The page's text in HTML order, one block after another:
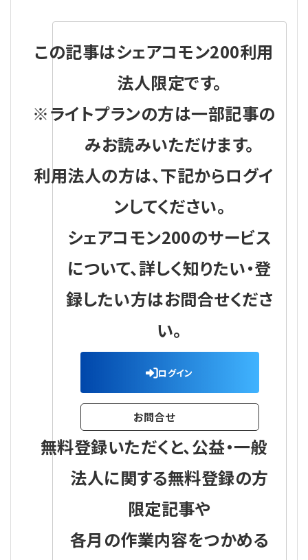
【連載】公益法人のための「新公益信託」活用戦略
【連載】テーマで紐解く逆引きガイドライン
【連載】悩みと向き合う経営学
【連載】労務管理の歩き方
【連載】AI活用のすすめ
【連載】IT実務一問一答
この記事はシェアコモン200利用
法人限定です。
※ライトプランの方は一部記事の
みお読みいただけます。
利用法人の方は、下記からログイ
ンしてください。
シェアコモン200のサービス
について、詳しく知りたい・登
録したい方はお問合せくださ
い。
ログイン
お問合せ
無料登録いただくと、公益・一般
法人に関する無料登録の方
限定記事や
各月の作業内容をつかめる